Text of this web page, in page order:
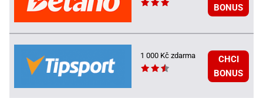
BONUS
1 000 Kč zdarma
CHCI
BONUS